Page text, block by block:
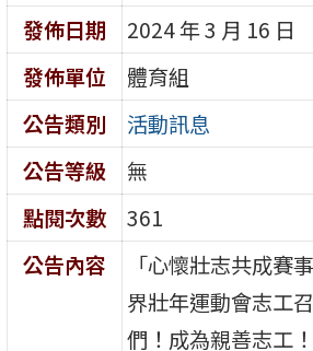
發佈日期
2024 年 3 月 16 日
發佈單位
體育組
公告類別
活動訊息
公告等級
無
點閱次數
361
公告內容
「心懷壯志共成
界壯年運動會志工
們！成為親善志工